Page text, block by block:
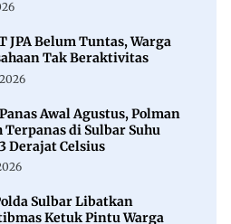
JPA Belum Tuntas, Warga
Tak Beraktivitas
Awal Agustus, Polman
Terpanas di Sulbar Suhu
Derajat Celsius
Sulbar Libatkan
Ketuk Pintu Warga